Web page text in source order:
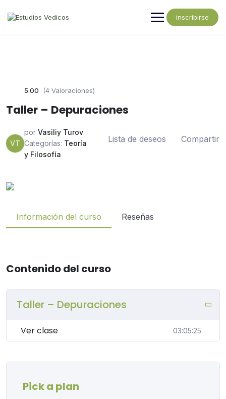
inscribirse
5.00 (4 Valoraciones)
Taller – Depuraciones
VT
por Vasiliy Turov
Categorías: Teoría
y Filosofía
Lista de deseos Compartir
Información del curso Reseñas
Contenido del curso
Taller – Depuraciones
Ver clase 03:05:25
Pick a plan